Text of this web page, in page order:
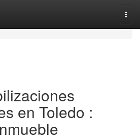
en Toledo :